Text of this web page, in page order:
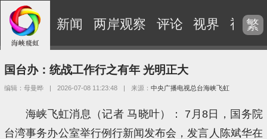
新闻 两岸观察 评论 视界 视频
繁
国台办：统战工作行之有年 光明正大
编辑：母曼晔 | 2026-07-08 11:23:48 | 来源：中央广播电视总台海峡飞虹
海峡飞虹消息（记者 马晓叶）： 7月8日，国务院
台湾事务办公室举行例行新闻发布会，发言人陈斌华在